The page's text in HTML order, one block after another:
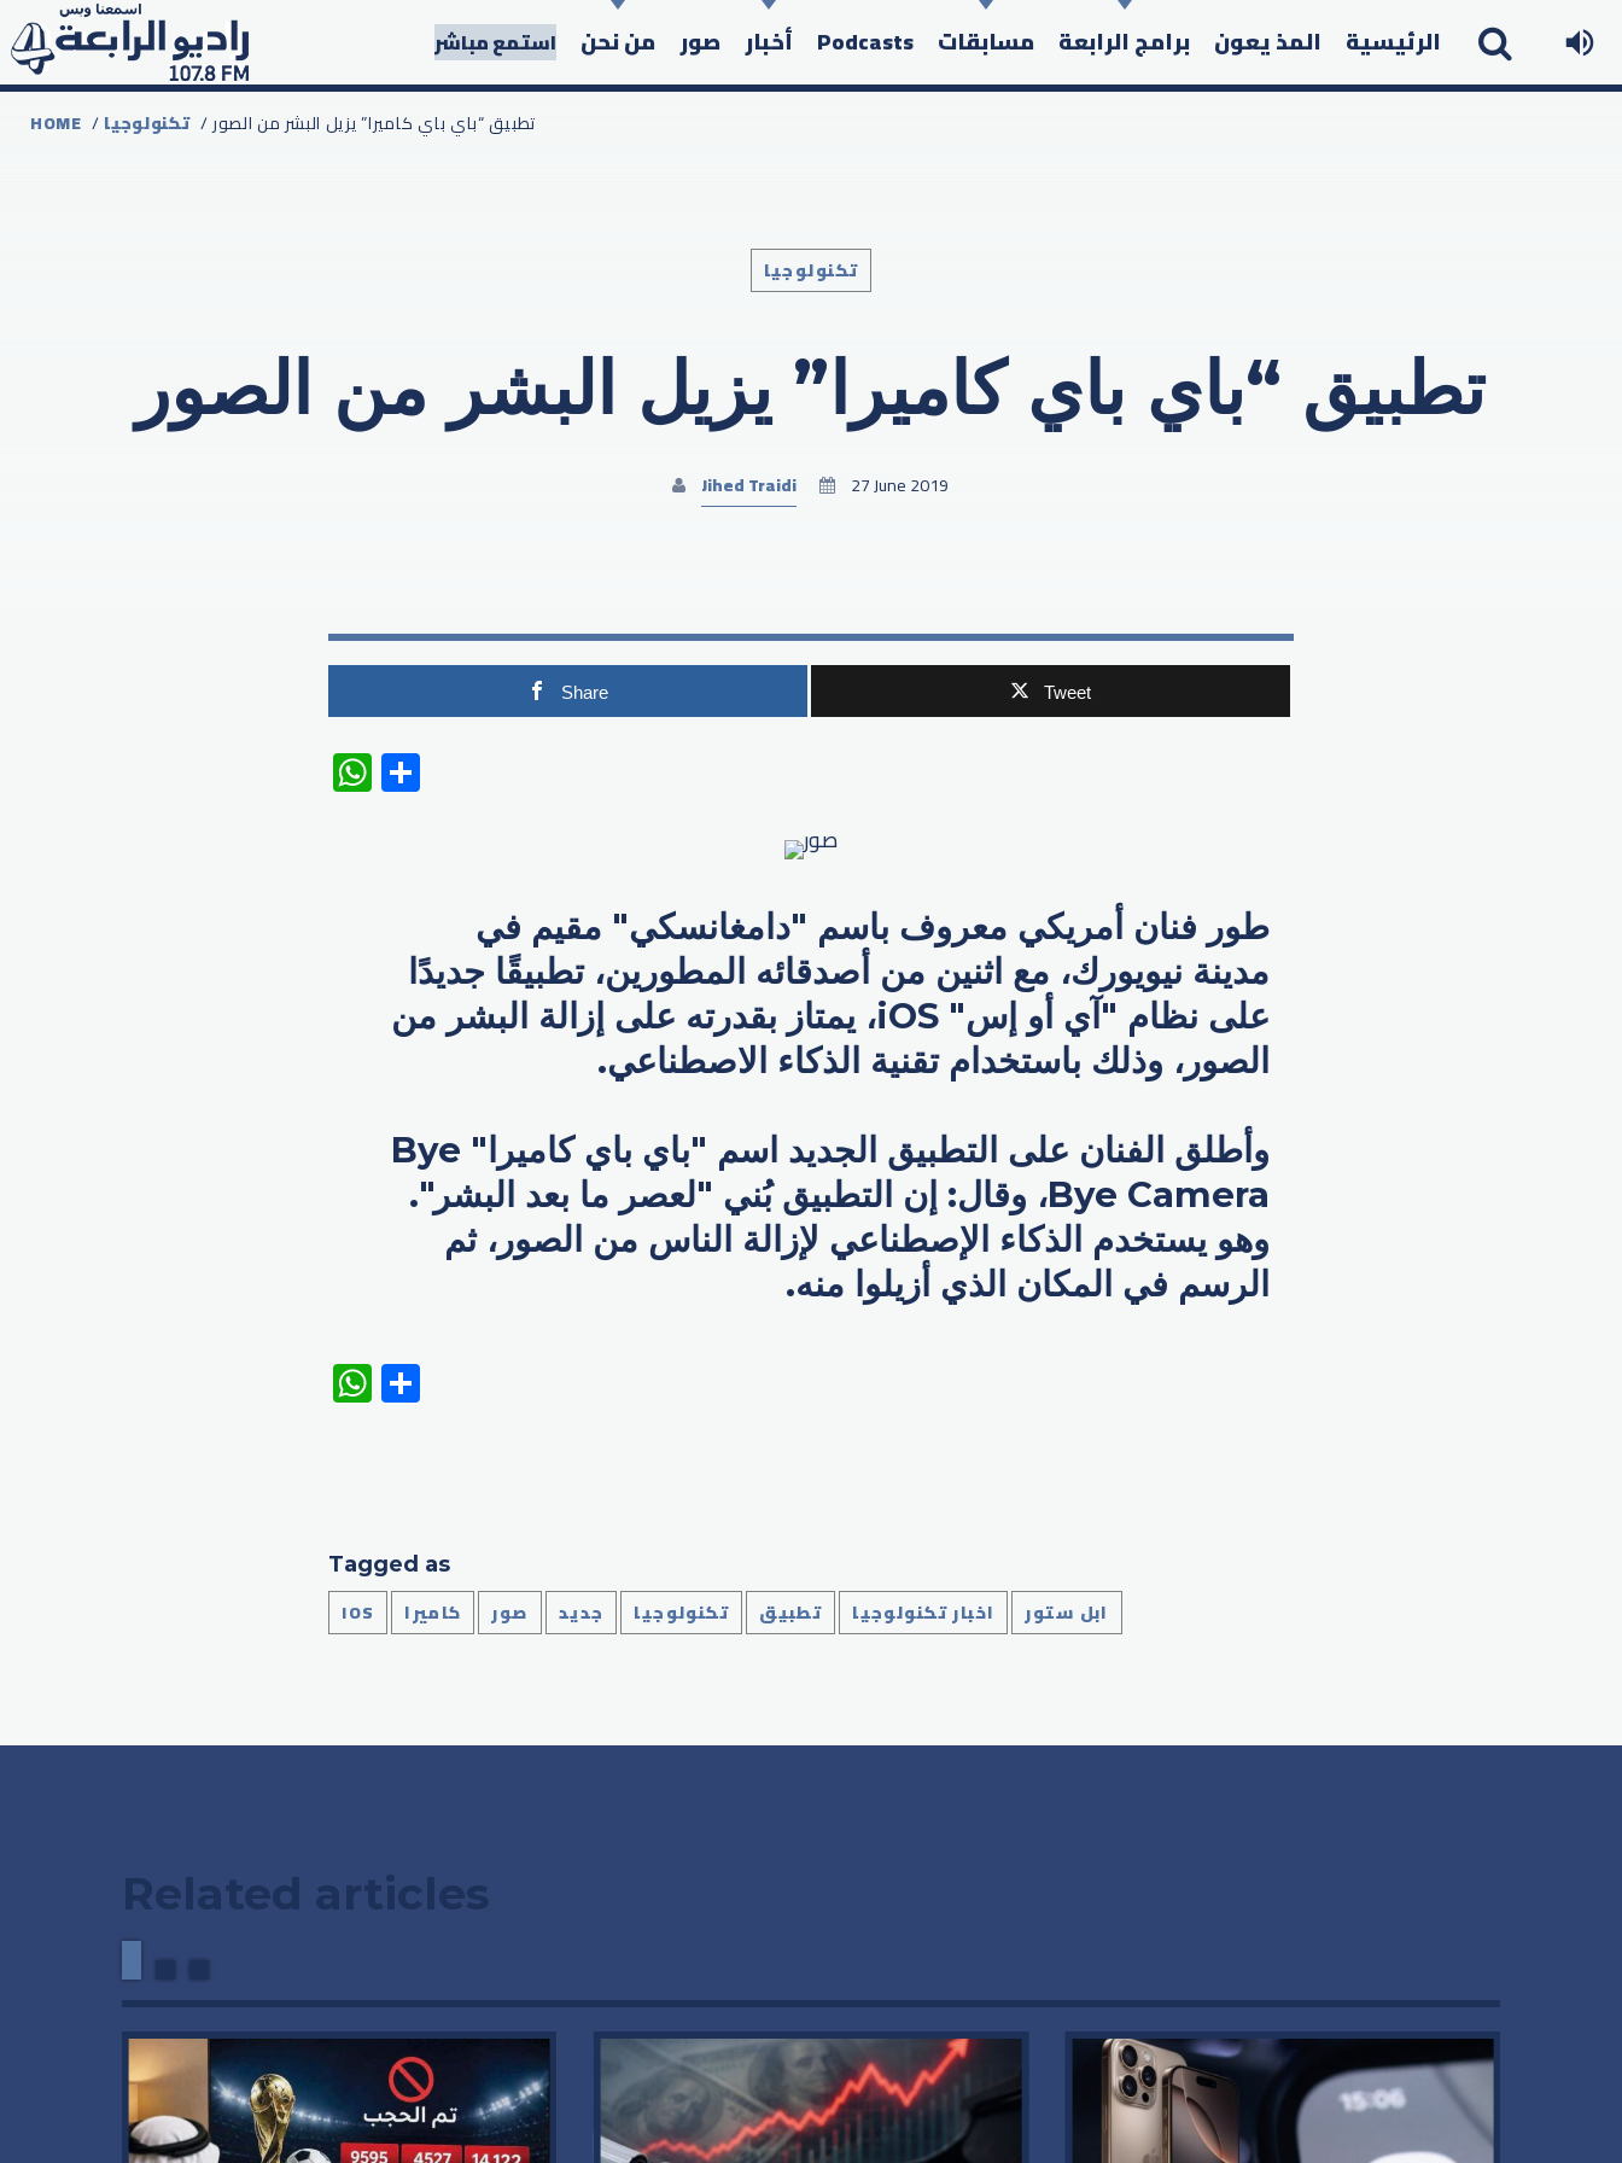
الرئيسية المذ يعون برامج الرابعة مسابقات Podcasts أخبار صور من نحن استمع مباشر
Search in the website:
HOME /تكنولوجيا / تطبيق “باي باي كاميرا” يزيل البشر من الصور
تكنولوجيا
تطبيق “باي باي كاميرا” يزيل البشر من الصور
Jihed Traidi 27 June 2019
Share Tweet
WhatsApp
طور فنان أمريكي معروف باسم "دامغانسكي" مقيم في
مدينة نيويورك، مع اثنين من أصدقائه المطورين، تطبيقًا جديدًا
على نظام "آي أو إس" iOS، يمتاز بقدرته على إزالة البشر من
الصور، وذلك باستخدام تقنية الذكاء الاصطناعي.
وأطلق الفنان على التطبيق الجديد اسم "باي باي كاميرا" Bye
Bye Camera، وقال: إن التطبيق بُني "لعصر ما بعد البشر".
وهو يستخدم الذكاء الإصطناعي لإزالة الناس من الصور، ثم
الرسم في المكان الذي أزيلوا منه.
WhatsApp
Tagged as
IOS ابل ستور اخبار تكنولوجيا تطبيق تكنولوجيا جديد صور كاميرا
Related articles